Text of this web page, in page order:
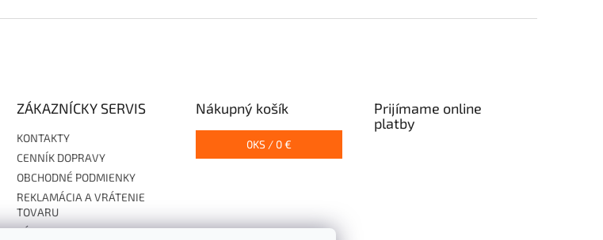
ZÁKAZNÍCKY SERVIS
KONTAKTY
CENNÍK DOPRAVY
OBCHODNÉ PODMIENKY
REKLAMÁCIA A VRÁTENIE
TOVARU
ZÁSADY OCHRANY
Nákupný košík
0KS / 0 €
Prijímame online
platby